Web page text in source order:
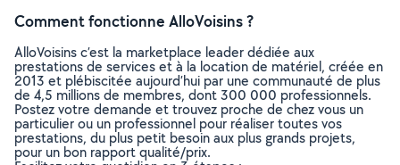
Comment fonctionne AlloVoisins ?
AlloVoisins c’est la marketplace leader dédiée aux
prestations de services et à la location de matériel, créée en
2013 et plébiscitée aujourd’hui par une communauté de plus
de 4,5 millions de membres, dont 300 000 professionnels.
Postez votre demande et trouvez proche de chez vous un
particulier ou un professionnel pour réaliser toutes vos
prestations, du plus petit besoin aux plus grands projets,
pour un bon rapport qualité/prix.